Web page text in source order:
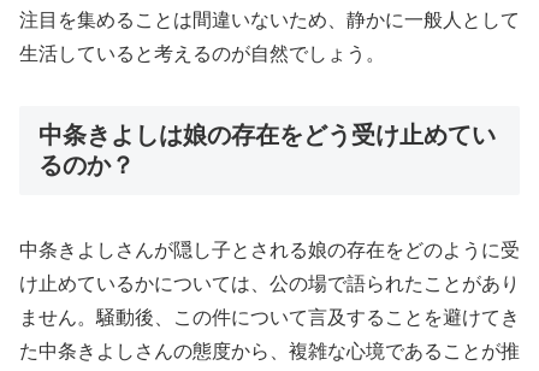
注目を集めることは間違いないため、静かに一般人として
生活していると考えるのが自然でしょう。
中条きよしは娘の存在をどう受け止めてい
るのか？
中条きよしさんが隠し子とされる娘の存在をどのように受
け止めているかについては、公の場で語られたことがあり
ません。騒動後、この件について言及することを避けてき
た中条きよしさんの態度から、複雑な心境であることが推